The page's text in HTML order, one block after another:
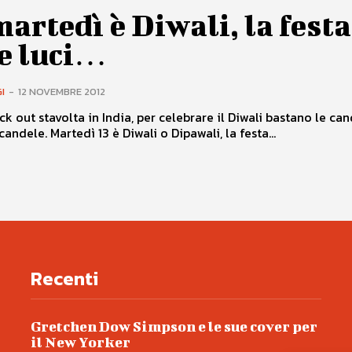
è Diwali, la festa
luci…
- 12 NOVEMBRE 2012
out stavolta in India, per celebrare il Diwali bastano le
Martedì 13 è Diwali o Dipawali, la festa...
Recenti
Gretchen Dow Simpson e le sue cover per
il New Yorker